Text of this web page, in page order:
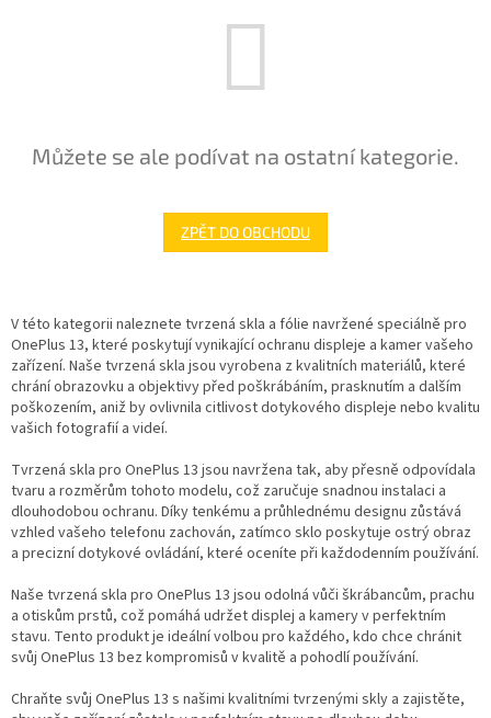
Můžete se ale podívat na ostatní kategorie.
ZPĚT DO OBCHODU
V této kategorii naleznete tvrzená skla a fólie navržené speciálně pro
OnePlus 13, které poskytují vynikající ochranu displeje a kamer vašeho
zařízení. Naše tvrzená skla jsou vyrobena z kvalitních materiálů, které
chrání obrazovku a objektivy před poškrábáním, prasknutím a dalším
poškozením, aniž by ovlivnila citlivost dotykového displeje nebo kvalitu
vašich fotografií a videí.
Tvrzená skla pro OnePlus 13 jsou navržena tak, aby přesně odpovídala
tvaru a rozměrům tohoto modelu, což zaručuje snadnou instalaci a
dlouhodobou ochranu. Díky tenkému a průhlednému designu zůstává
vzhled vašeho telefonu zachován, zatímco sklo poskytuje ostrý obraz
a precizní dotykové ovládání, které oceníte při každodenním používání.
Naše tvrzená skla pro OnePlus 13 jsou odolná vůči škrábancům, prachu
a otiskům prstů, což pomáhá udržet displej a kamery v perfektním
stavu. Tento produkt je ideální volbou pro každého, kdo chce chránit
svůj OnePlus 13 bez kompromisů v kvalitě a pohodlí používání.
Chraňte svůj OnePlus 13 s našimi kvalitními tvrzenými skly a zajistěte,